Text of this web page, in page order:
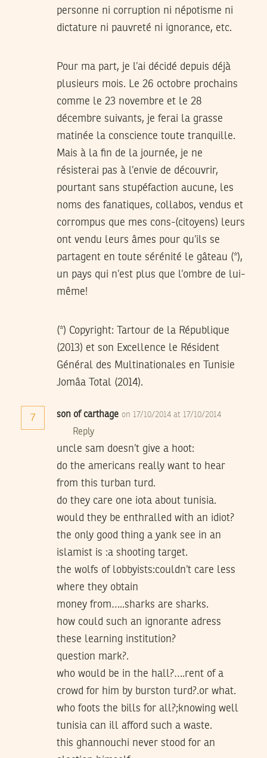
personne ni corruption ni népotisme ni
dictature ni pauvreté ni ignorance, etc.
Pour ma part, je l’ai décidé depuis déjà
plusieurs mois. Le 26 octobre prochains
comme le 23 novembre et le 28
décembre suivants, je ferai la grasse
matinée la conscience toute tranquille.
Mais à la fin de la journée, je ne
résisterai pas à l’envie de découvrir,
pourtant sans stupéfaction aucune, les
noms des fanatiques, collabos, vendus et
corrompus que mes cons-(citoyens) leurs
ont vendu leurs âmes pour qu’ils se
partagent en toute sérénité le gâteau (*),
un pays qui n’est plus que l’ombre de lui-
même!
(*) Copyright: Tartour de la République
(2013) et son Excellence le Résident
Général des Multinationales en Tunisie
Jomâa Total (2014).
7 son of carthage on 17/10/2014 at 17/10/2014
Reply
uncle sam doesn’t give a hoot:
do the americans really want to hear
from this turban turd.
do they care one iota about tunisia.
would they be enthralled with an idiot?
the only good thing a yank see in an
islamist is :a shooting target.
the wolfs of lobbyists:couldn’t care less
where they obtain
money from…..sharks are sharks.
how could such an ignorante adress
these learning institution?
question mark?.
who would be in the hall?….rent of a
crowd for him by burston turd?.or what.
who foots the bills for all?;knowing well
tunisia can ill afford such a waste.
this ghannouchi never stood for an